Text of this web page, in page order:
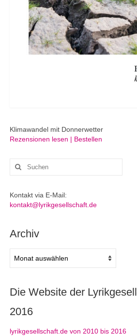
Klimawandel mit Donnerwetter
Rezensionen lesen | Bestellen
Suchen
nach:
Kontakt via E-Mail:
kontakt@lyrikgesellschaft.de
Archiv
Die Website der
2016
lyrikgesellschaft.de von 2010 bis 2016